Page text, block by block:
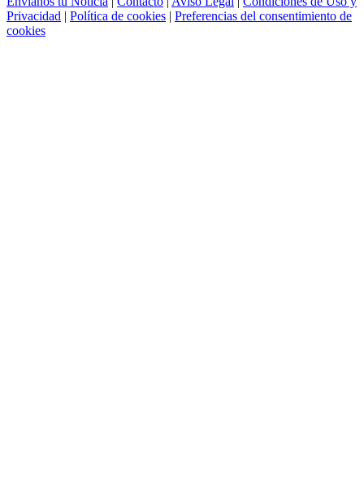
Privacidad | Política de cookies | Preferencias del consentimiento de
cookies